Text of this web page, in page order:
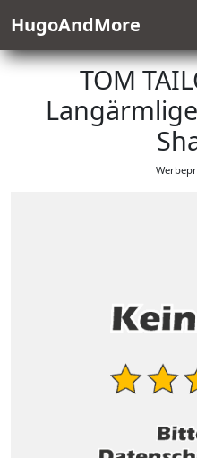
HugoAndMore
TOM